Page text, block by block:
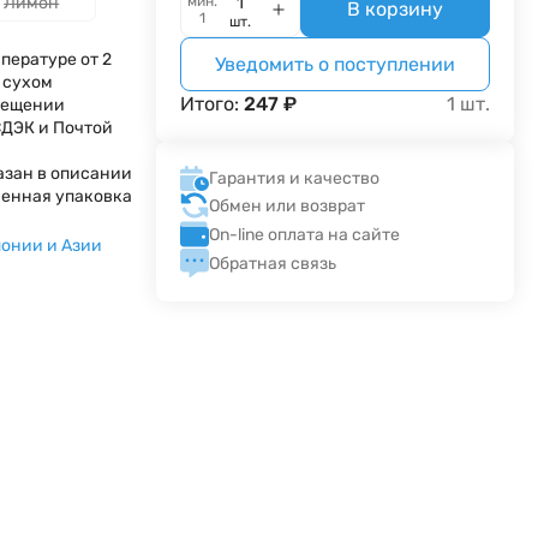
от 2
сухом
и Почтой
в описании
упаковка
и Азии
1
шт.
В корзину
Уведомить о поступлении
Итого:247₽ 1 шт.
Гарантия и качество
Обмен или возврат
On-line оплата на сайте
Обратная связь